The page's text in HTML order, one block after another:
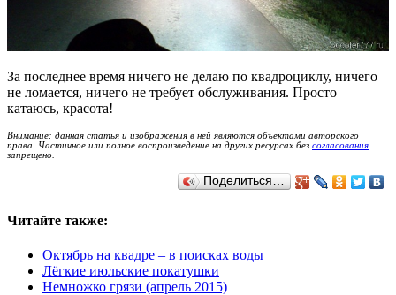
За последнее время ничего не делаю по квадроциклу, ничего
не ломается, ничего не требует обслуживания. Просто
катаюсь, красота!
Внимание: данная статья и изображения в ней являются объектами авторского
права. Частичное или полное воспроизведение на других ресурсах без согласования
запрещено.
Поделиться…
Читайте также:
Октябрь на квадре – в поисках воды
Лёгкие июльские покатушки
Немножко грязи (апрель 2015)